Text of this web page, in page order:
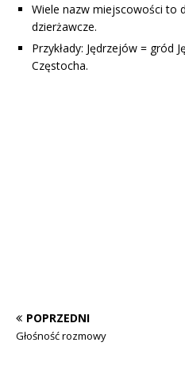
Wiele nazw miejscowości to
dzierżawcze.
Przykłady: Jędrzejów = gród
Częstocha.
POPRZEDNI
Głośność rozmowy